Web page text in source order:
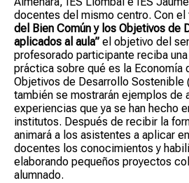
docentes del mismo centro. Con el
del Bien Común y los Objetivos de
aplicados al aula” el objetivo del
profesorado participante reciba
práctica sobre qué es la Economía
Objetivos de Desarrollo Sostenible
también se mostrarán ejemplos de
experiencias que ya se han hecho
institutos. Después de recibir la
animará a los asistentes a aplicar
docentes los conocimientos y
elaborando pequeños proyectos
alumnado.